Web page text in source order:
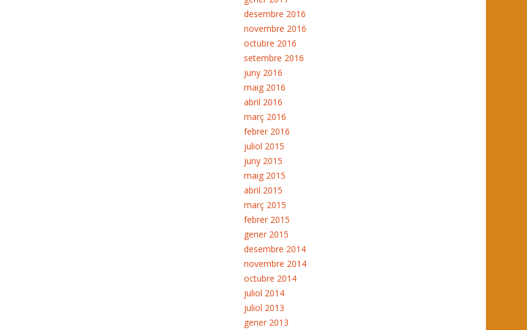
desembre 2016
novembre 2016
octubre 2016
setembre 2016
juny 2016
maig 2016
abril 2016
març 2016
febrer 2016
juliol 2015
juny 2015
maig 2015
abril 2015
març 2015
febrer 2015
gener 2015
desembre 2014
novembre 2014
octubre 2014
juliol 2014
juliol 2013
gener 2013